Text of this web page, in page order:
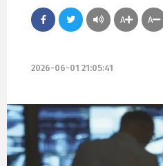
A A
2026-06-01 21:05:41